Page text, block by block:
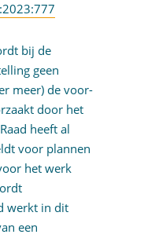
bij de
geen
meer) de voor-
door het
heeft al
voor plannen
het werk
werkt in dit
een